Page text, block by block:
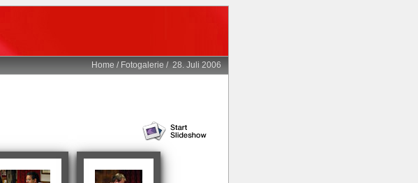
Home / Fotogalerie / 28. Juli 2006